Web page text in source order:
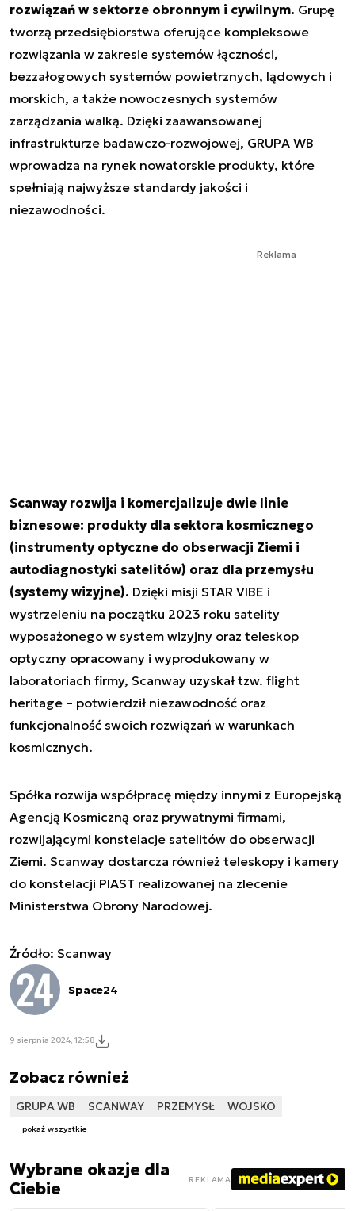
rozwiązań w sektorze obronnym i cywilnym. Grupę
tworzą przedsiębiorstwa oferujące kompleksowe
rozwiązania w zakresie systemów łączności,
bezzałogowych systemów powietrznych, lądowych i
morskich, a także nowoczesnych systemów
zarządzania walką. Dzięki zaawansowanej
infrastrukturze badawczo-rozwojowej, GRUPA WB
wprowadza na rynek nowatorskie produkty, które
spełniają najwyższe standardy jakości i
niezawodności.
Reklama
Scanway rozwija i komercjalizuje dwie linie
biznesowe: produkty dla sektora kosmicznego
(instrumenty optyczne do obserwacji Ziemi i
autodiagnostyki satelitów) oraz dla przemysłu
(systemy wizyjne). Dzięki misji STAR VIBE i
wystrzeleniu na początku 2023 roku satelity
wyposażonego w system wizyjny oraz teleskop
optyczny opracowany i wyprodukowany w
laboratoriach firmy, Scanway uzyskał tzw. flight
heritage – potwierdził niezawodność oraz
funkcjonalność swoich rozwiązań w warunkach
kosmicznych.
Spółka rozwija współpracę między innymi z Europejską
Agencją Kosmiczną oraz prywatnymi firmami,
rozwijającymi konstelacje satelitów do obserwacji
Ziemi. Scanway dostarcza również teleskopy i kamery
do konstelacji PIAST realizowanej na zlecenie
Ministerstwa Obrony Narodowej.
Źródło: Scanway
Space24
9 sierpnia 2024, 12:58
Zobacz również
GRUPA WB SCANWAY PRZEMYSŁ WOJSKO
pokaż wszystkie
Wybrane okazje dla
Ciebie
REKLAMA